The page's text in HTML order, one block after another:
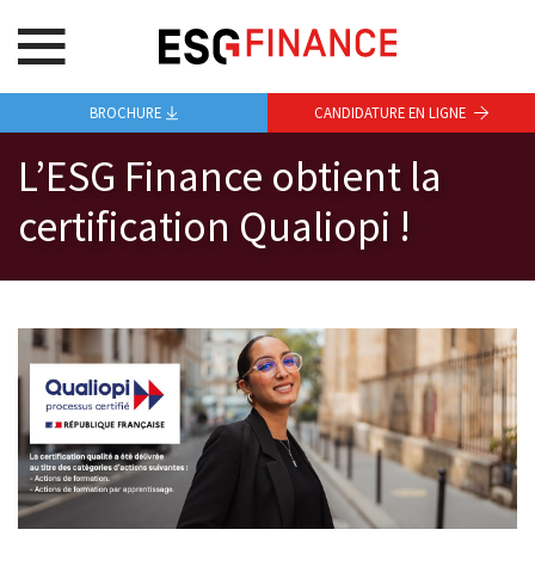
L’ESG Finance obtient la
certification Qualiopi !
BROCHURE CANDIDATURE EN LIGNE